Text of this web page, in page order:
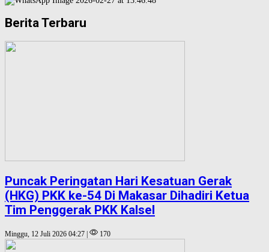
Berita Terbaru
Puncak Peringatan Hari Kesatuan Gerak
(HKG) PKK ke-54 Di Makasar Dihadiri Ketua
Tim Penggerak PKK Kalsel
Minggu, 12 Juli 2026 04:27 | 170